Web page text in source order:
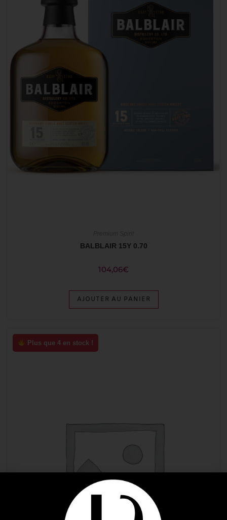
BALBLAIR 15Y 0.70
104,06€
AJOUTER AU PANIER
Plus que 4 en stock !